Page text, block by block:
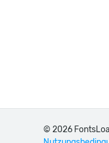
© 2026